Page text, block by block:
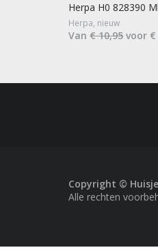
Herpa H0 828390
Herpa, nieuw
Van € 10,95 voor €
Copyright ©
Alle rechten